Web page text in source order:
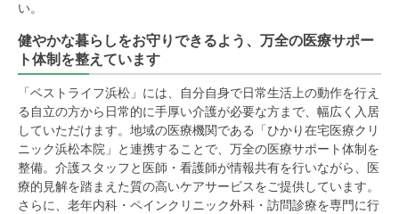
い。
健やかな暮らしをお守りできるよう、万全の医療サポー
ト体制を整えています
「ベストライフ浜松」には、自分自身で日常生活上の動作を行え
る自立の方から日常的に手厚い介護が必要な方まで、幅広く入居
していただけます。地域の医療機関である「ひかり在宅医療クリ
ニック浜松本院」と連携することで、万全の医療サポート体制を
整備。介護スタッフと医師・看護師が情報共有を行いながら、医
療的見解を踏まえた質の高いケアサービスをご提供しています。
さらに、老年内科・ペインクリニック外科・訪問診療を専門に行